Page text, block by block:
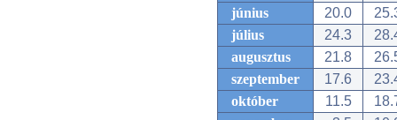
június
20.0
július
24.3
augusztus
21.8
szeptember
17.6
október
11.5